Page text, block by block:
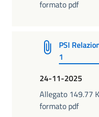
formato pdf
PSI
1
24-11-2025
Allegato 149.77
formato pdf